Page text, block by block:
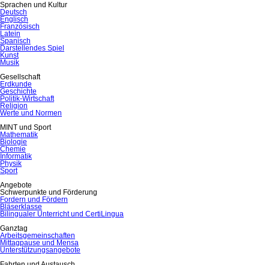
Sprachen und Kultur
Deutsch
Englisch
Französisch
Latein
Spanisch
Darstellendes Spiel
Kunst
Musik
Gesellschaft
Erdkunde
Geschichte
Politik-Wirtschaft
Religion
Werte und Normen
MINT und Sport
Mathematik
Biologie
Chemie
Informatik
Physik
Sport
Angebote
Schwerpunkte und Förderung
Fordern und Fördern
Bläserklasse
Bilingualer Unterricht und CertiLingua
Ganztag
Arbeitsgemeinschaften
Mittagpause und Mensa
Unterstützungsangebote